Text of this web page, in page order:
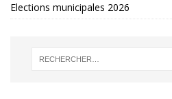
Elections municipales 2026